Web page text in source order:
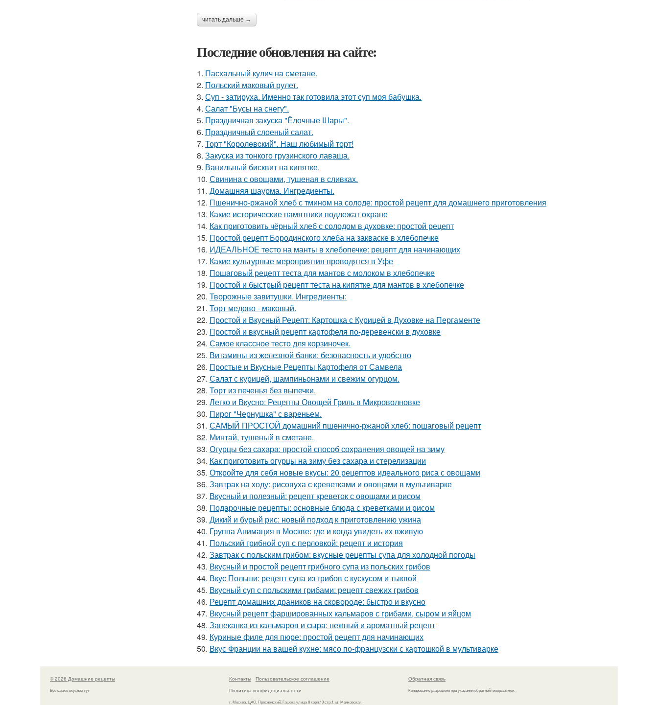
читать дальше →
Последние обновления на сайте:
1. Пасхальный кулич на сметане.
2. Польский маковый рулет.
3. Суп - затируха. Именно так готовила этот суп моя бабушка.
4. Салат "Бусы на снегу".
5. Праздничная закуска "Ёлочные Шары".
6. Праздничный слоеный салат.
7. Торт "Королeвcкий". Наш любимый торт!
8. Закуска из тонкого грузинского лаваша.
9. Ванильный бисквит на кипятке.
10. Свинина с овощами, тушеная в сливках.
11. Домашняя шаурма. Ингредиенты.
12. Пшенично-ржаной хлеб с тмином на солоде: простой рецепт для домашнего приготовления
13. Какие исторические памятники подлежат охране
14. Как приготовить чёрный хлеб с солодом в духовке: простой рецепт
15. Простой рецепт Бородинского хлеба на закваске в хлебопечке
16. ИДЕАЛЬНОЕ тесто на манты в хлебопечке: рецепт для начинающих
17. Какие культурные мероприятия проводятся в Уфе
18. Пошаговый рецепт теста для мантов с молоком в хлебопечке
19. Простой и быстрый рецепт теста на кипятке для мантов в хлебопечке
20. Творожные завитушки. Ингредиенты:
21. Торт медово - маковый.
22. Простой и Вкусный Рецепт: Картошка с Курицей в Духовке на Пергаменте
23. Простой и вкусный рецепт картофеля по-деревенски в духовке
24. Самое классное тесто для корзиночек.
25. Витамины из железной банки: безопасность и удобство
26. Простые и Вкусные Рецепты Картофеля от Самвела
27. Салат с курицей, шампиньонами и свежим огурцом.
28. Торт из печенья без выпечки.
29. Легко и Вкусно: Рецепты Овощей Гриль в Микроволновке
30. Пирог "Чернушка" с вареньем.
31. САМЫЙ ПРОСТОЙ домашний пшенично-ржаной хлеб: пошаговый рецепт
32. Минтай, тушеный в сметане.
33. Огурцы без сахара: простой способ сохранения овощей на зиму
34. Как приготовить огурцы на зиму без сахара и стерелизации
35. Откройте для себя новые вкусы: 20 рецептов идеального риса с овощами
36. Завтрак на ходу: рисовуха с креветками и овощами в мультиварке
37. Вкусный и полезный: рецепт креветок с овощами и рисом
38. Подарочные рецепты: основные блюда с креветками и рисом
39. Дикий и бурый рис: новый подход к приготовлению ужина
40. Группа Анимация в Москве: где и когда увидеть их вживую
41. Польский грибной суп с перловкой: рецепт и история
42. Завтрак с польским грибом: вкусные рецепты супа для холодной погоды
43. Вкусный и простой рецепт грибного супа из польских грибов
44. Вкус Польши: рецепт супа из грибов с кускусом и тыквой
45. Вкусный суп с польскими грибами: рецепт свежих грибов
46. Рецепт домашних драников на сковороде: быстро и вкусно
47. Вкусный рецепт фаршированных кальмаров с грибами, сыром и яйцом
48. Запеканка из кальмаров и сыра: нежный и ароматный рецепт
49. Куриные филе для пюре: простой рецепт для начинающих
50. Вкус Франции на вашей кухне: мясо по-французски с картошкой в мультиварке
© 2026 Домашние рецепты
Все самое вкусное тут
Контакты
Пользовательское соглашение
Политика конфидециальности
г. Москва, ЦАО, Пресненский, Гашека улица 8 корп.10 стр.1, м. Маяковская
Обратная связь
Копирование разрешено при указании обратной гиперссылки.